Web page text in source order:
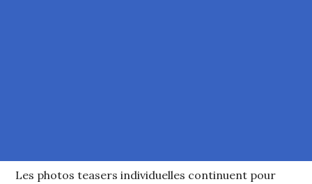
Les photos teasers individuelles continuent pour